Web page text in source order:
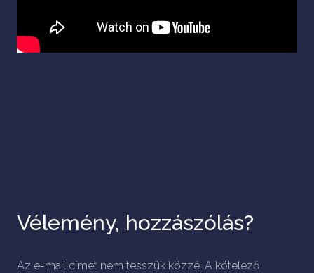
Vélemény, hozzászólás?
Az e-mail címet nem tesszük közzé. A kötelező